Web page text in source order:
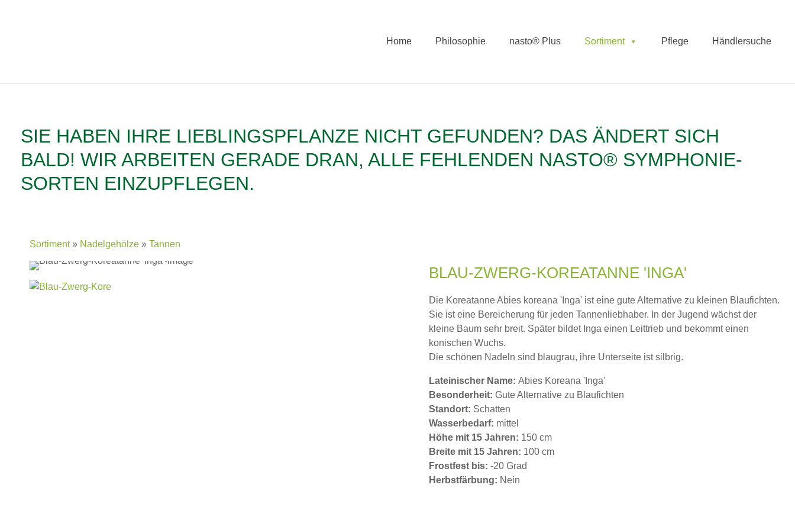
Home Philosophie nasto® Plus Sortiment Pflege Händlersuche
SIE HABEN IHRE LIEBLINGSPFLANZE NICHT GEFUNDEN? DAS ÄNDERT SICH
BALD! WIR ARBEITEN GERADE DRAN, ALLE FEHLENDEN NASTO® SYMPHONIE-
SORTEN EINZUPFLEGEN.
Sortiment Nadelgehölze Tannen
BLAU-ZWERG-KOREATANNE 'INGA'
Die Koreatanne Abies koreana 'Inga' ist eine gute Alternative zu kleinen Blaufichten.
Sie ist eine Bereicherung für jeden Tannenliebhaber. In der Jugend wächst der
kleine Baum sehr breit. Später bildet Inga einen Leittrieb und bekommt einen
konischen Wuchs.
Die schönen Nadeln sind blaugrau, ihre Unterseite ist silbrig.
Lateinischer Name:Abies Koreana 'Inga'
Besonderheit:Gute Alternative zu Blaufichten
Standort: Schatten
Wasserbedarf: mittel
Höhe mit 15 Jahren: 150 cm
Breite mit 15 Jahren: 100 cm
Frostfest bis:-20 Grad
Herbstfärbung: Nein